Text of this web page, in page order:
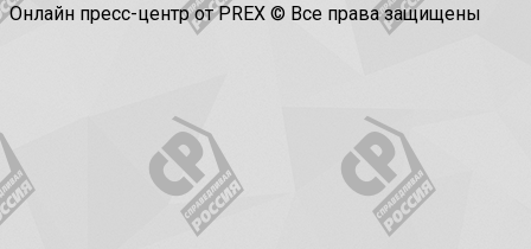
Онлайн пресс-центр от PREX © Все права защищены